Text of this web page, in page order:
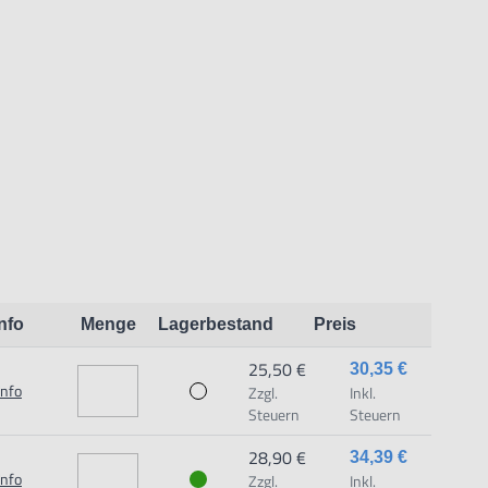
geeignet.
1,7051 HR Varsseveld/ Netherlands, email:
Menge Lagerbestand Preis
30,35 €
Inkl.
Steuern
25,50 €
Zzgl.
Steuern
34,39 €
Inkl.
28,90 €
Zzgl.